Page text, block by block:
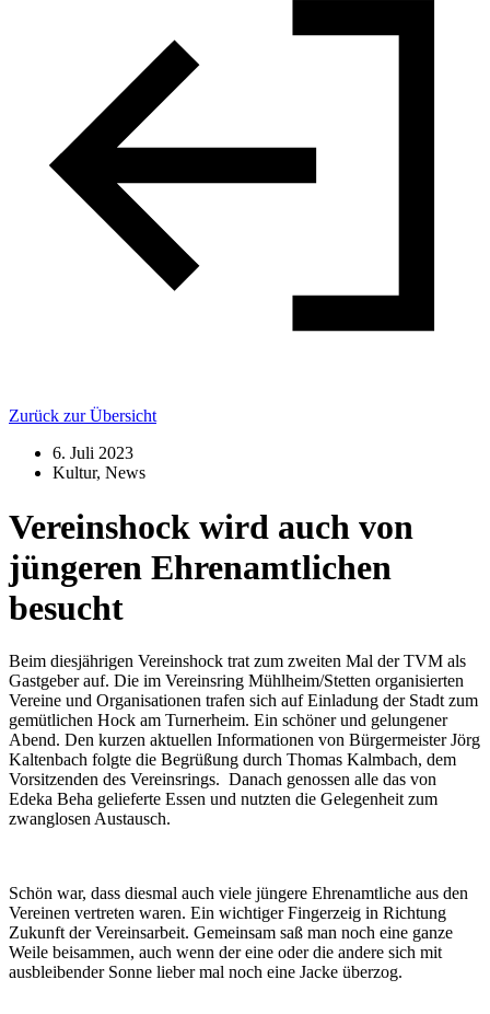
Zurück zur Übersicht
6. Juli 2023
Kultur, News
Vereinshock wird auch von
jüngeren Ehrenamtlichen
besucht
Beim diesjährigen Vereinshock trat zum zweiten Mal der TVM als
Gastgeber auf. Die im Vereinsring Mühlheim/Stetten organisierten
Vereine und Organisationen trafen sich auf Einladung der Stadt zum
gemütlichen Hock am Turnerheim. Ein schöner und gelungener
Abend. Den kurzen aktuellen Informationen von Bürgermeister Jörg
Kaltenbach folgte die Begrüßung durch Thomas Kalmbach, dem
Vorsitzenden des Vereinsrings. Danach genossen alle das von
Edeka Beha gelieferte Essen und nutzten die Gelegenheit zum
zwanglosen Austausch.
Schön war, dass diesmal auch viele jüngere Ehrenamtliche aus den
Vereinen vertreten waren. Ein wichtiger Fingerzeig in Richtung
Zukunft der Vereinsarbeit. Gemeinsam saß man noch eine ganze
Weile beisammen, auch wenn der eine oder die andere sich mit
ausbleibender Sonne lieber mal noch eine Jacke überzog.